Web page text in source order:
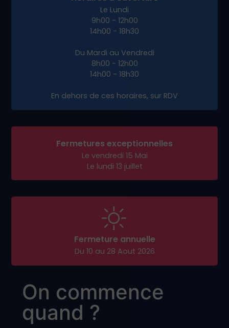
Transparence et accompagnement à
chaque étape
Une équipe réactive et engagée dans votre
Prêt à booster votre présence en ligne à
Bellecombe-en-Bauges ?
rendez-vous stratégique et propulsons votre
activité sur le web avec un site efficace et sur
Adresse de livraison :
1584 Avenue André Lasquin
74700 Sallanches
Adresse postale :
BP 57 - 74702 SALLANCHES CEDEX